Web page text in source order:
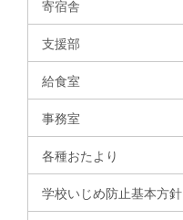
寄宿舎
支援部
給食室
事務室
各種おたより
学校いじめ防止基本方針